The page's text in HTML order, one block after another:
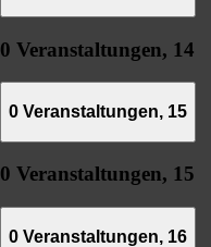
0 Veranstaltungen, 14
0 Veranstaltungen, 15
0 Veranstaltungen, 15
0 Veranstaltungen, 16